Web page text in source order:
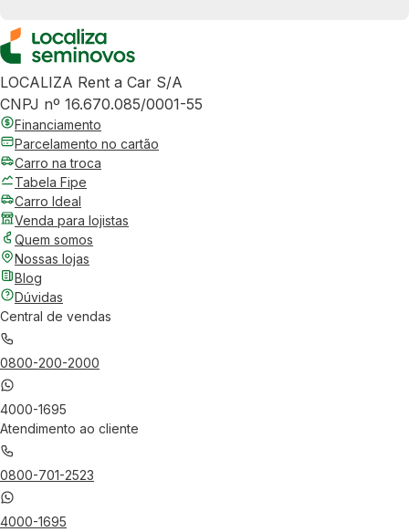
LOCALIZA Rent a Car S/A
CNPJ nº 16.670.085/0001-55
Financiamento
Parcelamento no cartão
Carro na troca
Tabela Fipe
Carro Ideal
Venda para lojistas
Quem somos
Nossas lojas
Blog
Dúvidas
Central de vendas
0800-200-2000
4000-1695
Atendimento ao cliente
0800-701-2523
4000-1695